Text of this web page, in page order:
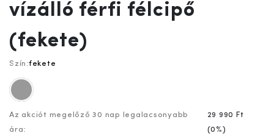
vízálló férfi félcipő
(fekete)
Szín:fekete
szürke
Az akciót megelőző 30 nap legalacsonyabb
ára:
29 990 Ft
(0%)